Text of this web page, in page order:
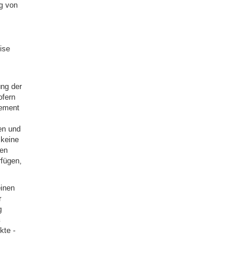
von
der
und
-